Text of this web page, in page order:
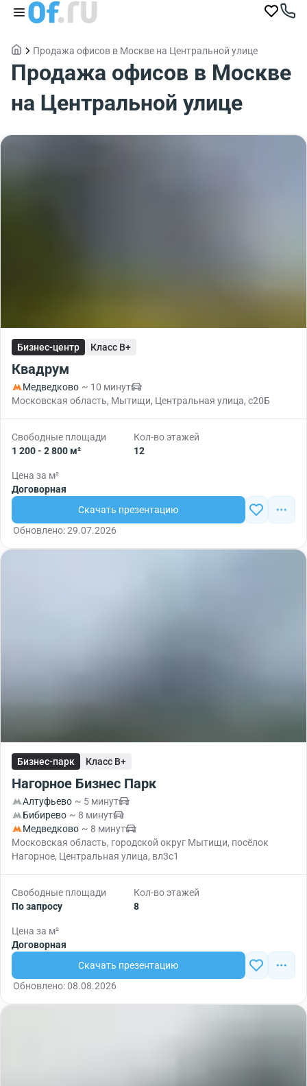
Продажа офисов в Москве на Центральной улице
Продажа офисов в Москве
на Центральной улице
Бизнес-центр Класс B+
Квадрум
Медведково ~ 10 минут
Московская область, Мытищи, Центральная улица, с20Б
Свободные площади
1 200 - 2 800 м²
Кол-во этажей
12
Цена за м²
Договорная
Скачать презентацию
Обновлено: 29.07.2026
Бизнес-парк Класс B+
Нагорное Бизнес Парк
Алтуфьево ~ 5 минут
Бибирево ~ 8 минут
Медведково ~ 8 минут
Московская область, городской округ Мытищи, посёлок
Нагорное, Центральная улица, вл3с1
Свободные площади
По запросу
Кол-во этажей
8
Цена за м²
Договорная
Скачать презентацию
Обновлено: 08.08.2026